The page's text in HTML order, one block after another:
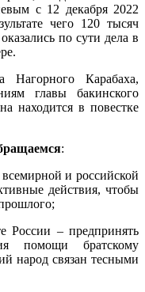
с 12 декабря 2022
чего 120 тысяч
по сути дела в
Нагорного Карабаха,
главы бакинского
находится в повестке
:
и российской
действия, чтобы
России – предпринять
помощи братскому
народ связан тесными